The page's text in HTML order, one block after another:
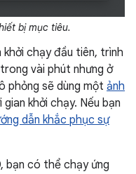
bị mục tiêu.
khởi chạy đầu tiên, trình
vài phút nhưng ở
phỏng sẽ dùng một ảnh
khởi chạy. Nếu bạn
dẫn khắc phục sự
bạn có thể chạy ứng